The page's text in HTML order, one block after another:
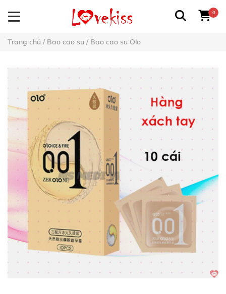
0
Trang chủ / Bao cao su / Bao cao su Olo